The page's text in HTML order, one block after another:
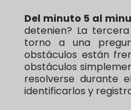
Del minuto 5 al
detenien? La
torno a una
obstáculos están
obstáculos
resolverse durante
identificarlos y